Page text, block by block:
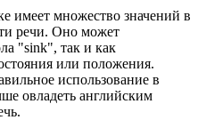
имеет множество значений в
речи. Оно может
"sink", так и как
или положения.
использование в
овладеть английским